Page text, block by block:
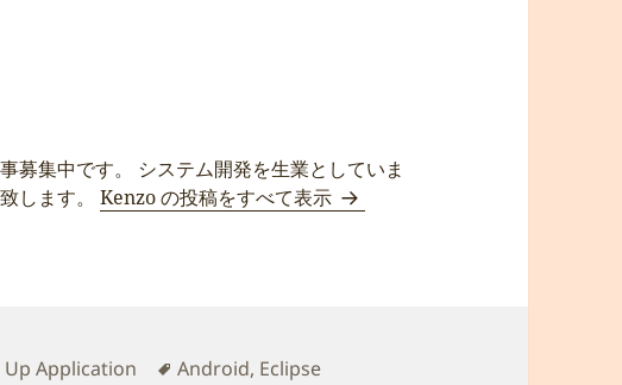
募集中です。 システム開発を生業としていま
します。Kenzo の投稿をすべて表示
Up Application
タ
Android, Eclipse